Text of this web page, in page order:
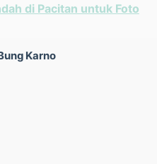
di Pacitan untuk Foto
Karno